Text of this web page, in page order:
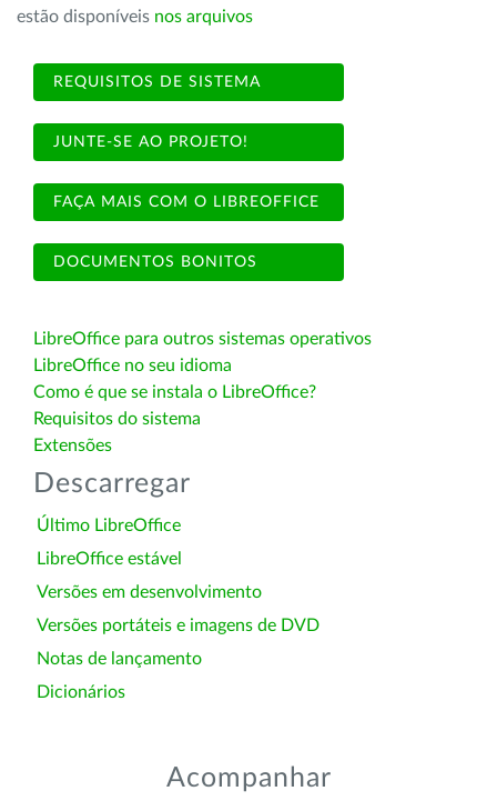
estão disponíveis nos arquivos
REQUISITOS DE SISTEMA
JUNTE-SE AO PROJETO!
FAÇA MAIS COM O LIBREOFFICE
DOCUMENTOS BONITOS
LibreOffice para outros sistemas operativos
LibreOffice no seu idioma
Como é que se instala o LibreOffice?
Requisitos do sistema
Extensões
Descarregar
Último LibreOffice
LibreOffice estável
Versões em desenvolvimento
Versões portáteis e imagens de DVD
Notas de lançamento
Dicionários
Acompanhar